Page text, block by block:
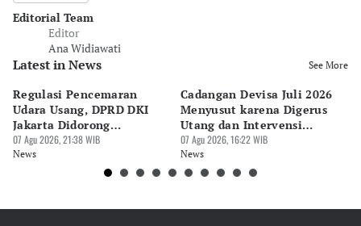
Editorial Team
Editor
Ana Widiawati
Latest in News See More
Regulasi Pencemaran
Udara Usang, DPRD DKI
Jakarta Didorong
Prioritaskan Revisi Perda
07 Agu 2026, 21:38 WIB
News
Cadangan Devisa Juli 2026
Menyusut karena Digerus
Utang dan Intervensi
Rupiah
07 Agu 2026, 16:22 WIB
News